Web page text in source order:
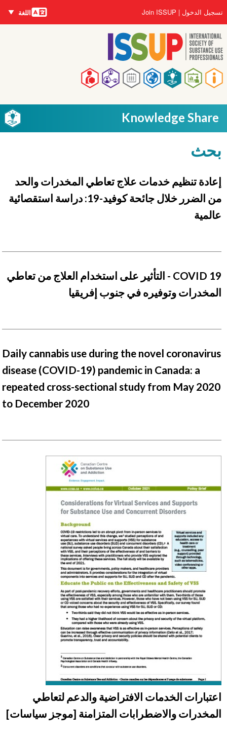
إلى
المحتوى
الرئيسي
Main
navigation
User
account
menu
تسجيل الدخول Join ISSUP اللغات
اللغة
Knowledge Share
بحث
إعادة تنظيم خدمات علاج تعاطي المخدرات والحد
من الضرر خلال جائحة كوفيد-19: دراسة استقصائية
عالمية
COVID 19 - التأثير على استخدام العلاج من تعاطي
المخدرات وتوفيره في جنوب إفريقيا
Daily cannabis use during the novel coronavirus
disease (COVID-19) pandemic in Canada: a
repeated cross-sectional study from May 2020
to December 2020
اعتبارات الخدمات الافتراضية والدعم لتعاطي
المخدرات والاضطرابات المتزامنة [موجز سياسات]